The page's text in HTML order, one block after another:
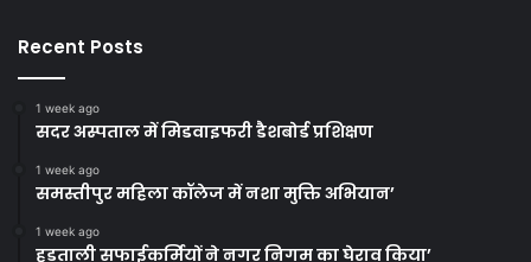
Recent Posts
1 week ago
सदर अस्पताल में मिडवाइफरी डैशबोर्ड प्रशिक्षण
1 week ago
समस्तीपुर महिला कॉलेज में नशा मुक्ति अभियान’
1 week ago
हड़ताली सफाईकर्मियों ने नगर निगम का घेराव किया’